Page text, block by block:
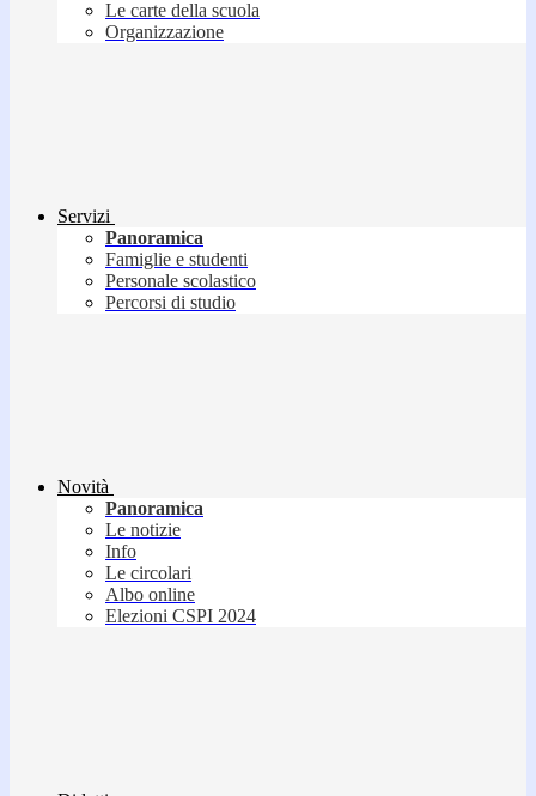
Le carte della scuola
Organizzazione
Servizi
Panoramica
Famiglie e studenti
Personale scolastico
Percorsi di studio
Novità
Panoramica
Le notizie
Info
Le circolari
Albo online
Elezioni CSPI 2024